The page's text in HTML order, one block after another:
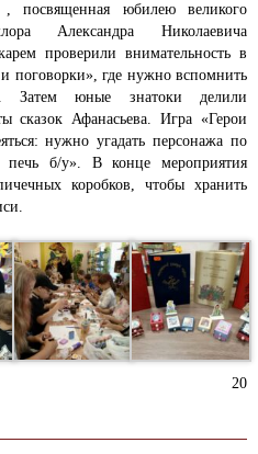
посвященная юбилею великого
Александра Николаевича
проверили внимательность в
поговорки», где нужно вспомнить
Затем юные знатоки делили
сказок Афанасьева. Игра «Герои
нужно угадать персонажа по
печь б/у». В конце мероприятия
коробков, чтобы хранить
20